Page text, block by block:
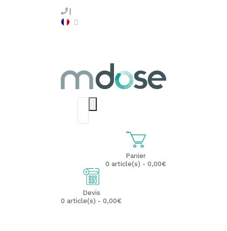
Panier
0 article(s) - 0,00€
Devis
0 article(s) - 0,00€